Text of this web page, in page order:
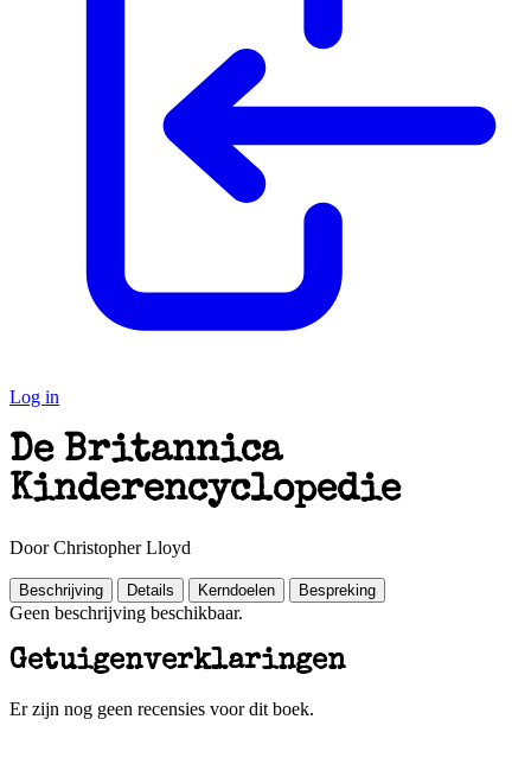
Log in
De Britannica
Kinderencyclopedie
Door Christopher Lloyd
Beschrijving Details Kerndoelen Bespreking
Geen beschrijving beschikbaar.
Getuigenverklaringen
Er zijn nog geen recensies voor dit boek.